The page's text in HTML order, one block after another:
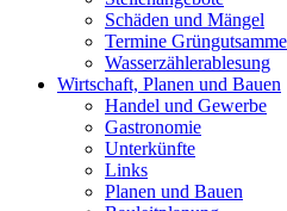
Schäden und Mängel
Termine
Wasserzählerablesung
Wirtschaft, Planen und Bauen
Handel und Gewerbe
Gastronomie
Unterkünfte
Links
Planen und Bauen